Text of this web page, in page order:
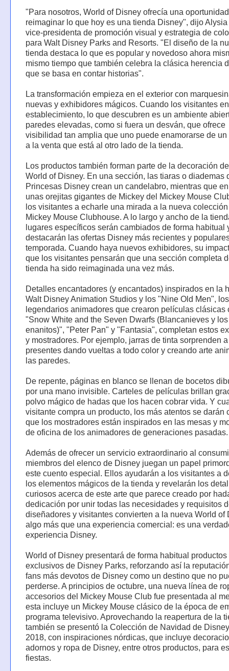
"Para nosotros, World of Disney ofrecía una
reimaginar lo que hoy es una tienda Disney", dijo
vice-presidenta de promoción visual y estrategia de
para Walt Disney Parks and Resorts. "El diseño de la
tienda destaca lo que es popular y novedoso ahora
mismo tiempo que también celebra la clásica herencia
que se basa en contar historias".
La transformación empieza en el exterior con
nuevas y exhibidores mágicos. Cuando los visitantes
establecimiento, lo que descubren es un ambiente
paredes elevadas, como si fuera un desván, que ofrece
visibilidad tan amplia que uno puede enamorarse de un
a la venta que está al otro lado de la tienda.
Los productos también forman parte de la decoración
World of Disney. En una sección, las tiaras o diademas
Princesas Disney crean un candelabro, mientras que
unas orejitas gigantes de Mickey del Mickey Mouse
los visitantes a echarle una mirada a la nueva
Mickey Mouse Clubhouse. A lo largo y ancho de la
lugares específicos serán cambiados de forma habitual
destacarán las ofertas Disney más recientes y
temporada. Cuando haya nuevos exhibidores, su
que los visitantes pensarán que una sección completa
tienda ha sido reimaginada una vez más.
Detalles encantadores (y encantados) inspirados en la
Walt Disney Animation Studios y los "Nine Old Men", los
legendarios animadores que crearon películas clásicas
"Snow White and the Seven Dwarfs (Blancanieves y
enanitos)", "Peter Pan" y "Fantasia", completan estos
y mostradores. Por ejemplo, jarras de tinta sorprenden
presentes dando vueltas a todo color y creando arte
las paredes.
De repente, páginas en blanco se llenan de bocetos
por una mano invisible. Carteles de películas brillan
polvo mágico de hadas que los hacen cobrar vida. Y
visitante compra un producto, los más atentos se darán
que los mostradores están inspirados en las mesas y
de oficina de los animadores de generaciones pasadas.
Además de ofrecer un servicio extraordinario al
miembros del elenco de Disney juegan un papel
este cuento especial. Ellos ayudarán a los visitantes a
los elementos mágicos de la tienda y revelarán los
curiosos acerca de este arte que parece creado por
dedicación por unir todas las necesidades y requisitos
diseñadores y visitantes convierten a la nueva World of
algo más que una experiencia comercial: es una
experiencia Disney.
World of Disney presentará de forma habitual productos
exclusivos de Disney Parks, reforzando así la
fans más devotos de Disney como un destino que no
perderse. A principios de octubre, una nueva línea de
accesorios del Mickey Mouse Club fue presentada al
esta incluye un Mickey Mouse clásico de la época de
programa televisivo. Aprovechando la reapertura de la
también se presentó la Colección de Navidad de
2018, con inspiraciones nórdicas, que incluye
adornos y ropa de Disney, entre otros productos, para
fiestas.